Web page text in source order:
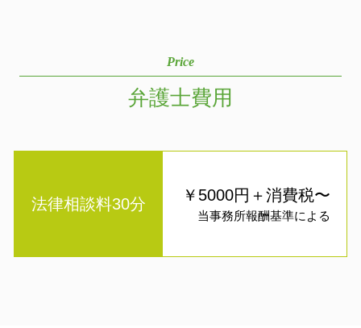
Price
弁護士費用
法律相談料30分 ￥5000円＋消費税〜
当事務所報酬基準による